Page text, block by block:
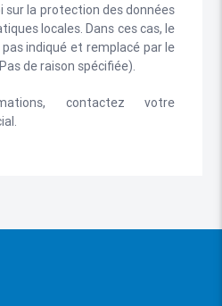
sur la protection des données
locales. Dans ces cas, le
indiqué et remplacé par le
de raison spécifiée).
contactez votre